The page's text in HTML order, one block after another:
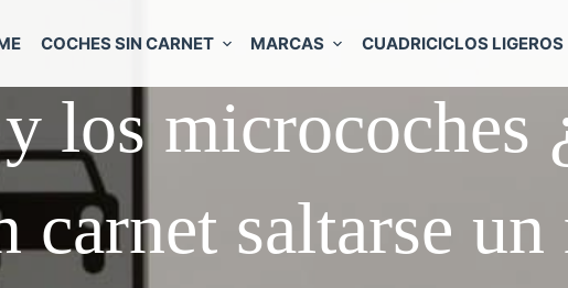
COCHES SIN CARNET MARCAS CUADRICICLOS LIGEROS
los microcoches
carnet saltarse un